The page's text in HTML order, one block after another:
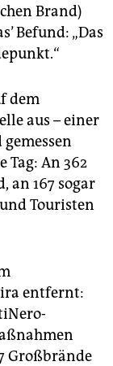
Brand)
Befund: „Das
dem
aus – einer
Tag: An 362
an 167 sogar
Touristen
entfernt:
Großbrände